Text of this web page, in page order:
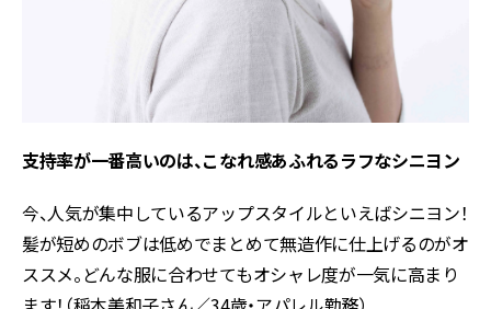
支持率が一番高いのは、こなれ感あふれるラフなシニヨン
今、人気が集中しているアップスタイルといえばシニヨン！
髪が短めのボブは低めでまとめて無造作に仕上げるのがオ
ススメ。どんな服に合わせてもオシャレ度が一気に高まり